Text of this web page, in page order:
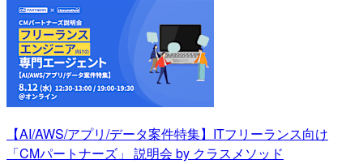
【AI/AWS/アプリ/データ案件特集】ITフリーランス向け
「CMパートナーズ」 説明会 by クラスメソッド